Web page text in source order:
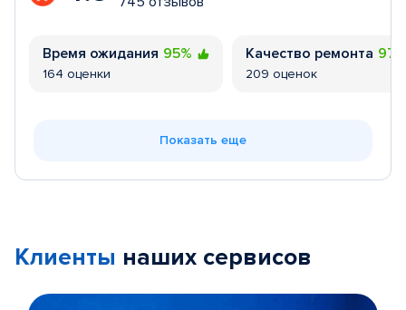
Время ожидания 95%
164 оценки
Качество ремонта
209 оценок
Показать еще
Клиенты наших сервисов